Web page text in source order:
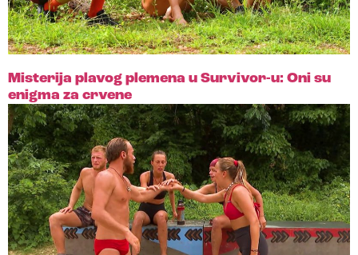
Misterija plavog plemena u Survivor-u: Oni su
enigma za crvene